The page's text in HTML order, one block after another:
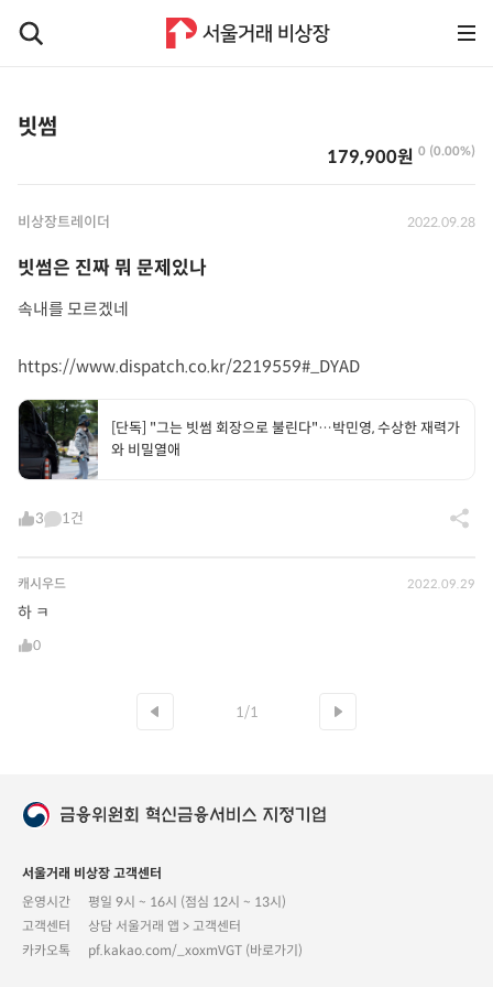
빗썸
0 (0.00%)
179,900원
비상장트레이더 2022.09.28
빗썸은 진짜 뭐 문제있나
속내를 모르겠네
https://www.dispatch.co.kr/2219559#_DYAD
[단독] "그는 빗썸 회장으로 불린다"…박민영, 수상한 재력가
와 비밀열애
3 1건
캐시우드 2022.09.29
하 ㅋ
0
1/1
서울거래 비상장 고객센터
운영시간
평일 9시 ~ 16시 (점심 12시 ~ 13시)
고객센터
상담 서울거래 앱 > 고객센터
카카오톡
pf.kakao.com/_xoxmVGT (바로가기)